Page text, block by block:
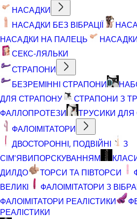
НАСАДКИ
НАСАДКИ БЕЗ ВІБРАЦІЇ
НАСАДКИ НА ПАЛЕЦЬ
СЕКС-ЛЯЛЬКИ
СТРАПОНИ
БЕЗРЕМІННІ СТРАПОНИ
ДЛЯ СТРАПОНУ
СТРАПОНИ З
ФАЛЛОПРОТЕЗИ
ТРУСИКИ
ФАЛОІМІТАТОРИ
ДВОСТОРОННІ, ПОДВІЙНІ
З
СІМ'ЯВИПОРСКУВАННЯМ
ДИЛДО
ТОРСИ ТА ПІВТОРСИ
ВЕЛИКІ
ФАЛОІМІТАТОРИ З
ФАЛОІМІТАТОРИ РЕАЛІСТИКИ
РЕАЛІСТИКИ